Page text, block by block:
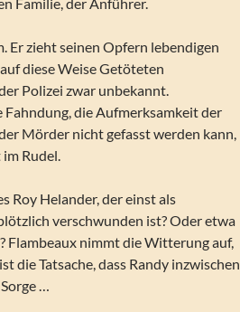
Er zieht seinen Opfern lebendigen
diese Weise Getöteten
Polizei zwar unbekannt.
die Aufmerksamkeit der
Mörder nicht gefasst werden kann,
Rudel.
Roy Helander, der einst als
verschwunden ist? Oder etwa
Flambeaux nimmt die Witterung auf,
die Tatsache, dass Randy inzwischen
…